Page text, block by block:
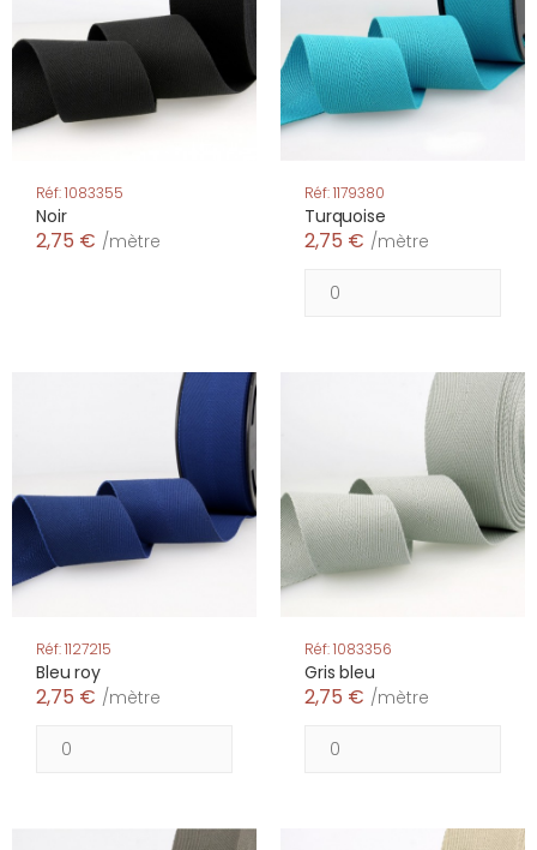
Réf: 1083355
Noir
2,75 € /mètre
Réf: 1179380
Turquoise
2,75 € /mètre
Réf: 1127215
Bleu roy
2,75 € /mètre
Réf: 1083356
Gris bleu
2,75 € /mètre